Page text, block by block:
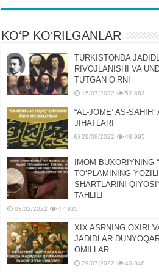
KO‘P KO‘RILGANLAR
TURKISTONDA
RIVOJLANISHI VA
TUTGAN OʻRNI
15/07/2022 52,863
“AL-JOMEʼ AS-
JIHATLARI
29/08/2022 48,995
IMOM BUXORIYNING
TOʻPLAMINING
SHARTLARINI
TAHLILI
03/02/2022 47,935
XIX ASRNING OXIRI
JADIDLAR
OMILLAR
29/07/2022 40,848